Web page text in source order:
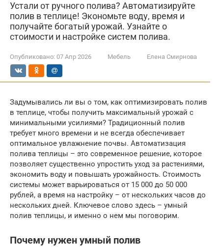
Устали от ручного полива? Автоматизируйте
полив в теплице! Экономьте воду, время и
получайте богатый урожай. Узнайте о
стоимости и настройке систем полива.
Опубликовано: 07 Апр 2026 Мебель Елена Смирнова
Задумывались ли вы о том, как оптимизировать полив
в теплице, чтобы получить максимальный урожай с
минимальными усилиями? Традиционный полив
требует много времени и не всегда обеспечивает
оптимальное увлажнение почвы. Автоматизация
полива теплицы – это современное решение, которое
позволяет существенно упростить уход за растениями,
экономить воду и повышать урожайность. Стоимость
системы может варьироваться от 15 000 до 50 000
рублей, а время на настройку – от нескольких часов до
нескольких дней. Ключевое слово здесь – умный
полив теплицы, и именно о нем мы поговорим.
Почему нужен умный полив